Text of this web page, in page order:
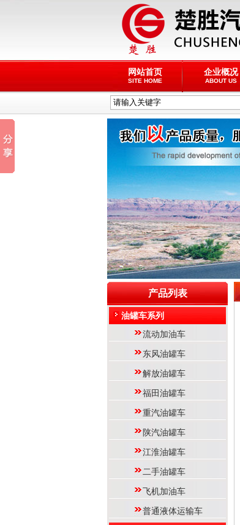
网站首页
SITE HOME
企业概况
ABOUT US
产品列表
油罐车系列
流动加油车
东风油罐车
解放油罐车
福田油罐车
重汽油罐车
陕汽油罐车
江淮油罐车
二手油罐车
飞机加油车
普通液体运输车